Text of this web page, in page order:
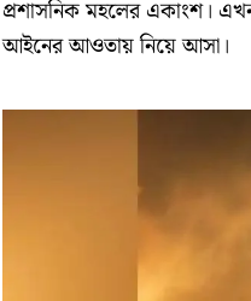
প্রশাসনিক মহলের একাংশ।
আইনের আওতায় নিয়ে আসা।